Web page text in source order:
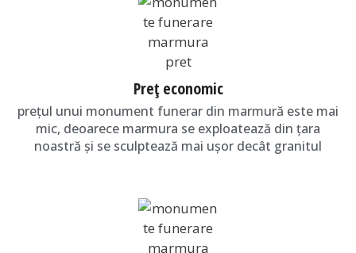
Preţ economic
preţul unui monument funerar din marmură este mai
mic, deoarece marmura se exploatează din ţara
noastră și se sculptează mai ușor decât granitul